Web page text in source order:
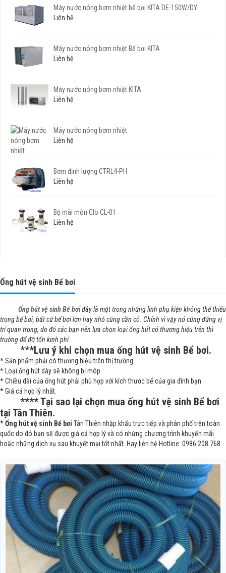
Máy nước nóng bơm nhiệt bể bơi KITA DE-150W/DY
Liên hệ
Máy nước nóng bơm nhiệt Bể bơi KITA
Liên hệ
Máy nước nóng bơm nhiệt KITA
Liên hệ
Máy nước nóng bơm nhiệt
Liên hệ
Bơm định lượng CTRL4-PH
Liên hệ
Bộ mài mòn Clo CL-01
Liên hệ
Ống hút vệ sinh Bể bơi
Ống hút vệ sinh Bể bơiđây là một trong những linh phụ kiện không thể thiếu
trong bể bơi, bất cứ bể bơi lơn hay nhỏ cũng cần có. Chính vì vậy nó cũng đứng vị
trí quan trọng, do đó các bạn nên lựa chọn loại ống hút có thương hiệu trên thì
trường để đỡ tốn kinh phí.
***Lưu ý khi chọn mua ống hút vệ sinh Bể bơi.
* Sản phẩm phải có thương hiệu trên thị trường.
* Loại ống hút dày sẽ không bị móp.
* Chiều dài của ống hút phải phù hợp với kích thước bể của gia đình bạn.
* Giá cả hợp lý nhất.
**** Tại sao lại chọn mua ống hút vệ sinh Bể bơi
tại Tân Thiên.
*Ống hút vệ sinh Bể bơi Tân Thiên nhập khẩu trực tiếp và phân phố trên toàn
quốc do đó bạn sẽ được giá cả hợp lý và có nhứng chương trình khuyến mãi
hoặc những dịch vụ sau khuyết mại tốt nhất. Hay liên hệ Hotline: 0986.208.768